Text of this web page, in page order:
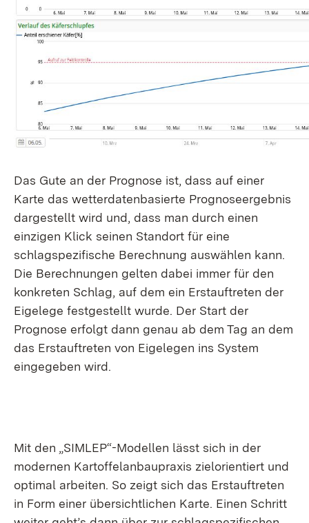
Das Gute an der Prognose ist, dass auf einer
Karte das wetterdatenbasierte Prognoseergebnis
dargestellt wird und, dass man durch einen
einzigen Klick seinen Standort für eine
schlagspezifische Berechnung auswählen kann.
Die Berechnungen gelten dabei immer für den
konkreten Schlag, auf dem ein Erstauftreten der
Eigelege festgestellt wurde. Der Start der
Prognose erfolgt dann genau ab dem Tag an dem
das Erstauftreten von Eigelegen ins System
eingegeben wird.
Mit den „SIMLEP“-Modellen lässt sich in der
modernen Kartoffelanbaupraxis zielorientiert und
optimal arbeiten. So zeigt sich das Erstauftreten
in Form einer übersichtlichen Karte. Einen Schritt